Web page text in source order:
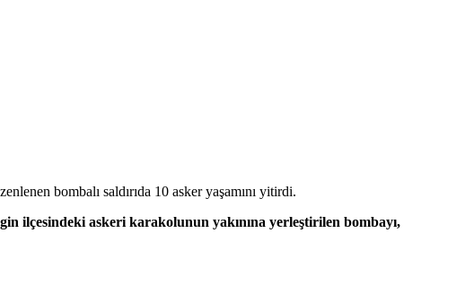
bombalı saldırıda 10 asker yaşamını yitirdi.
ilçesindeki askeri karakolunun yakınına yerleştirilen bombayı,